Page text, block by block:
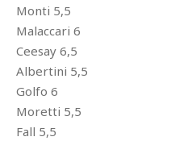
Monti 5,5
Malaccari 6
Ceesay 6,5
Albertini 5,5
Golfo 6
Moretti 5,5
Fall 5,5